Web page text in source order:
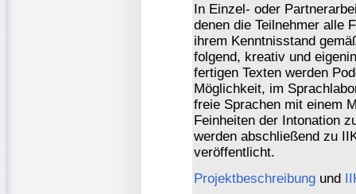
In Einzel- oder
denen die Teilnehmer alle
ihrem Kenntnisstand
folgend, kreativ und
fertigen Texten werden
Möglichkeit, im
freie Sprachen mit einem
Feinheiten der Intonation
werden abschließend zu
veröffentlicht.
Projektbeschreibung und